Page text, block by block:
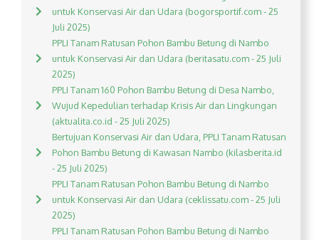
untuk Konservasi Air dan Udara (bogorsportif.com - 25
Juli 2025)
PPLI Tanam Ratusan Pohon Bambu Betung di Nambo
untuk Konservasi Air dan Udara (beritasatu.com - 25 Juli
2025)
PPLI Tanam 160 Pohon Bambu Betung di Desa Nambo,
Wujud Kepedulian terhadap Krisis Air dan Lingkungan
(aktualita.co.id - 25 Juli 2025)
Bertujuan Konservasi Air dan Udara, PPLI Tanam Ratusan
Pohon Bambu Betung di Kawasan Nambo (kilasberita.id
- 25 Juli 2025)
PPLI Tanam Ratusan Pohon Bambu Betung di Nambo
untuk Konservasi Air dan Udara (ceklissatu.com - 25 Juli
2025)
PPLI Tanam Ratusan Pohon Bambu Betung di Nambo